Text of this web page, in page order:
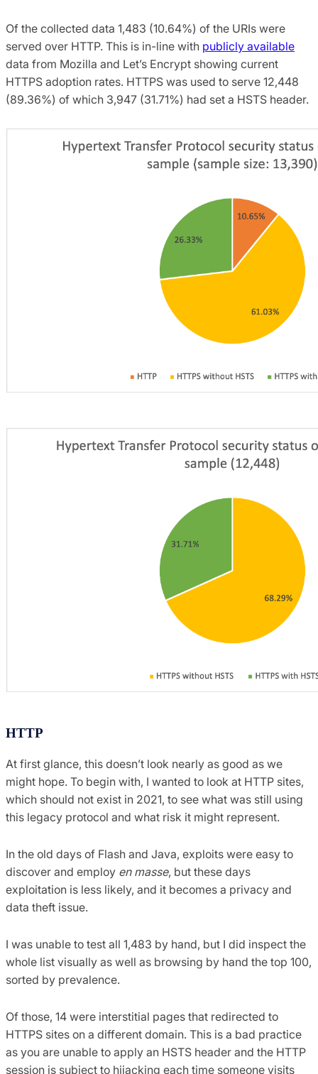
Of the collected data 1,483 (10.64%) of the URIs were
served over HTTP. This is in-line with publicly available
data from Mozilla and Let’s Encrypt showing current
HTTPS adoption rates. HTTPS was used to serve 12,448
(89.36%) of which 3,947 (31.71%) had set a HSTS header.
HTTP
At first glance, this doesn’t look nearly as good as we
might hope. To begin with, I wanted to look at HTTP sites,
which should not exist in 2021, to see what was still using
this legacy protocol and what risk it might represent.
In the old days of Flash and Java, exploits were easy to
discover and employ en masse, but these days
exploitation is less likely, and it becomes a privacy and
data theft issue.
I was unable to test all 1,483 by hand, but I did inspect the
whole list visually as well as browsing by hand the top 100,
sorted by prevalence.
Of those, 14 were interstitial pages that redirected to
HTTPS sites on a different domain. This is a bad practice
as you are unable to apply an HSTS header and the HTTP
session is subject to hijacking each time someone visits